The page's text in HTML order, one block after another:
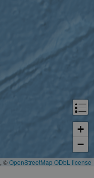
+
−
, ©OpenStreetMapODbL license